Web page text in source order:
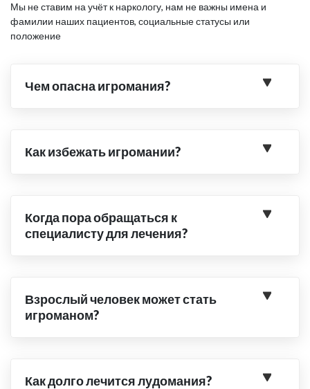
Мы не ставим на учёт к наркологу, нам не важны имена и
фамилии наших пациентов, социальные статусы или
положение
Чем опасна игромания?
Как избежать игромании?
Когда пора обращаться к
специалисту для лечения?
Взрослый человек может стать
игроманом?
Как долго лечится лудомания?